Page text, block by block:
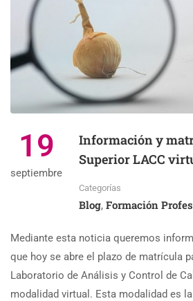
19
septiembre
Información y
Superior LACC
Categorías
Blog, Formación
Mediante esta noticia queremos
que hoy se abre el plazo de matrícula
Laboratorio de Análisis y Control de
modalidad virtual. Esta modalidad es